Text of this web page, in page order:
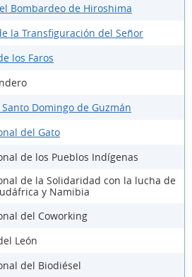
Bombardeo de Hiroshima
la Transfiguración del Señor
los Faros
Domingo de Guzmán
del Gato
de los Pueblos Indígenas
de la Solidaridad con la lucha de
y Namibia
del Coworking
León
del Biodiésel